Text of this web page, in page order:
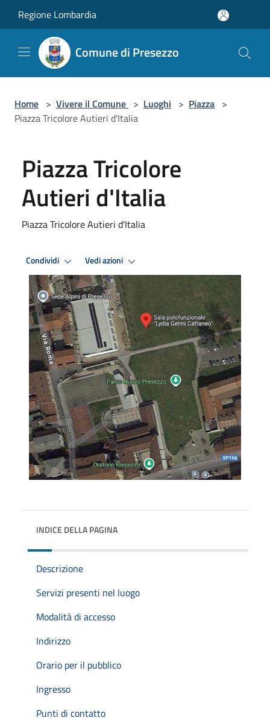
Regione Lombardia
Comune di Presezzo
Home > Vivere il Comune > Luoghi > Piazza >
Piazza Tricolore Autieri d'Italia
Piazza Tricolore
Autieri d'Italia
Piazza Tricolore Autieri d'Italia
Condividi Vedi azioni
INDICE DELLA PAGINA
Descrizione
Servizi presenti nel luogo
Modalità di accesso
Indirizzo
Orario per il pubblico
Ingresso
Punti di contatto